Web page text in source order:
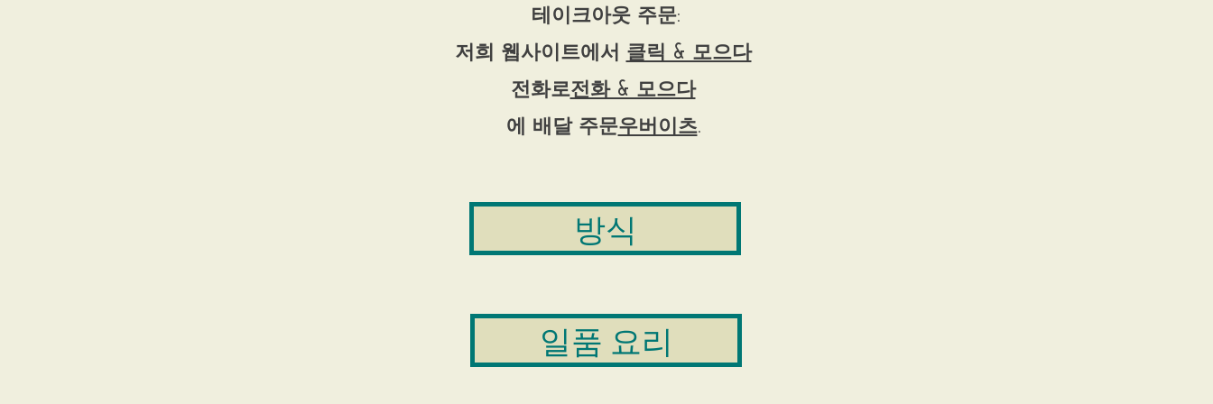
테이크아웃 주문:
저희 웹사이트에서 클릭 & 모으다
전화로전화 & 모으다
에 배달 주문우버이츠.
방식
일품 요리